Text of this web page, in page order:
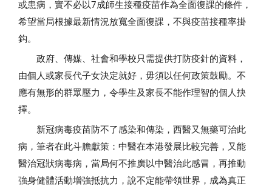
或患病，實不必以7成師生接種疫苗作為全面復課的條件，
希望當局根據最新情況放寬全面復課，不與疫苗接種率掛
鈎。
政府、傳媒、社會和學校只需提供打防疫針的資料，
由個人或家長代子女決定就好，毋須以任何政策鼓勵。不
應有無形的群眾壓力，令學生及家長不能作理智的個人抉
擇。
新冠病毒疫苗防不了感染和傳染，西醫又無藥可治此
病，筆者在此斗膽獻策：中醫在本港發展比較完善，又能
醫治冠狀病毒病，當局何不推廣以中醫治此感冒，再推動
強身健體活動增強抵抗力，說不定能帶領世界，成為真正